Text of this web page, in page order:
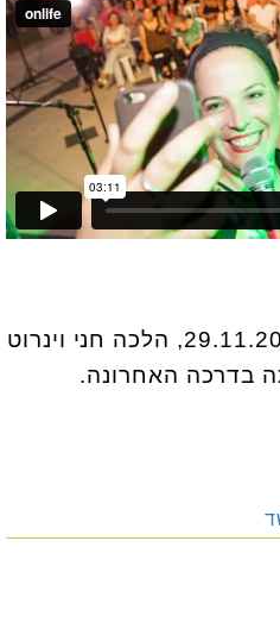
ביום רביעי האחרון, 29.11.2017, הלכה חני וינרוט
בדרכה האחרונה.